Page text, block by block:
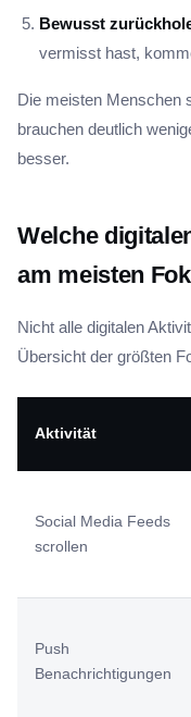
Bewusst
vermisst hast,
Die meisten Menschen
brauchen deutlich
besser.
Welche
am meisten
Nicht alle digitalen
Übersicht der größten
Aktivität
Social Media Feeds
scrollen
Push
Benachrichtigungen